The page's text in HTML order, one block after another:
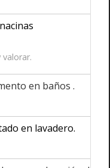
en baños .
en lavadero.